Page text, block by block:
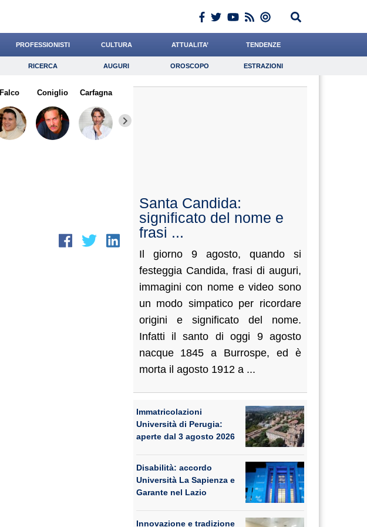
PROFESSIONISTI CULTURA ATTUALITA’ TENDENZE
Ricerca Auguri Oroscopo Estrazioni
Economia Giornalista
RICERCA AUGURI OROSCOPO ESTRAZIONI
Falco Coniglio Carfagna
Santa Candida:
significato del nome e
frasi ...
Il giorno 9 agosto, quando si
festeggia Candida, frasi di auguri,
immagini con nome e video sono
un modo simpatico per ricordare
origini e significato del nome.
Infatti il santo di oggi 9 agosto
nacque 1845 a Burrospe, ed è
morta il agosto 1912 a ...
Immatricolazioni
Università di Perugia:
aperte dal 3 agosto 2026
Disabilità: accordo
Università La Sapienza e
Garante nel Lazio
Innovazione e tradizione